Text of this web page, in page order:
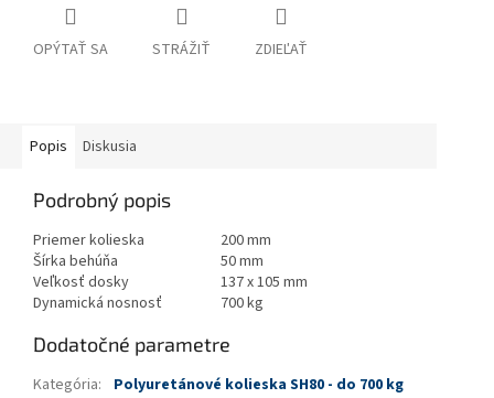
OPÝTAŤ SA STRÁŽIŤ ZDIEĽAŤ
Popis Diskusia
Podrobný popis
Priemer kolieska
200 mm
Šírka behúňa
50 mm
Veľkosť dosky
137 x 105 mm
Dynamická nosnosť
700 kg
Dodatočné parametre
Kategória:
Polyuretánové kolieska SH80 - do 700 kg